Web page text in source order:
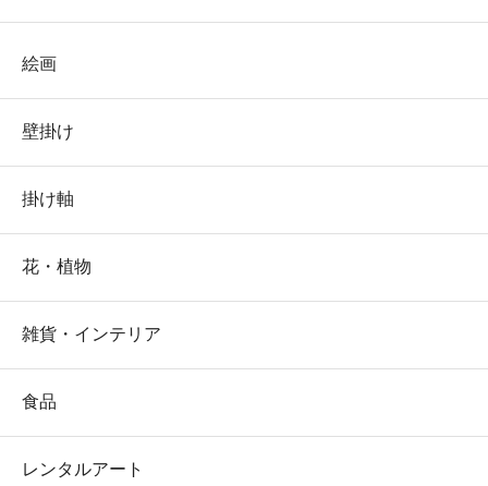
絵画
壁掛け
掛け軸
花・植物
雑貨・インテリア
食品
レンタルアート